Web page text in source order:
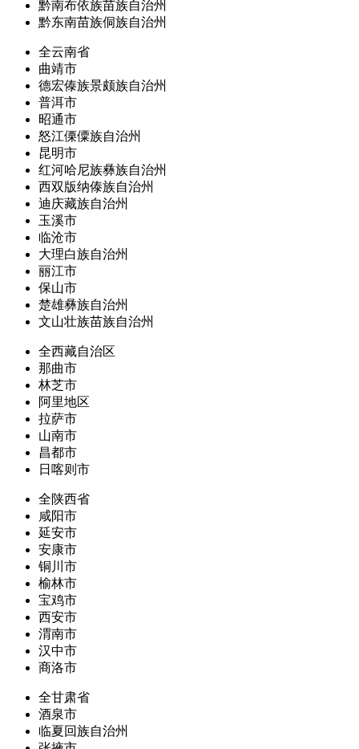
黔南布依族苗族自治州
黔东南苗族侗族自治州
全云南省
曲靖市
德宏傣族景颇族自治州
普洱市
昭通市
怒江傈僳族自治州
昆明市
红河哈尼族彝族自治州
西双版纳傣族自治州
迪庆藏族自治州
玉溪市
临沧市
大理白族自治州
丽江市
保山市
楚雄彝族自治州
文山壮族苗族自治州
全西藏自治区
那曲市
林芝市
阿里地区
拉萨市
山南市
昌都市
日喀则市
全陕西省
咸阳市
延安市
安康市
铜川市
榆林市
宝鸡市
西安市
渭南市
汉中市
商洛市
全甘肃省
酒泉市
临夏回族自治州